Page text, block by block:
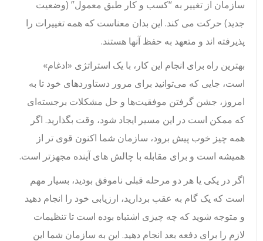
سازمان از تغییر به “کسب و کار طبق معمول” (وضعیت
جدید) حرکت می کند. این بدان معناست که همه تغییرات را
پذیرفته اند و متعهد به حفظ آنها هستند.
بهترین راه برای انجام این کار، با یک استراتژی «ادغام»
است، جایی که می‌توانید برای مرور دستاوردهای خود تا به
امروز، جشن گرفتن موفقیت‌ها و حل مشکلات برجسته‌ای
که ممکن است در این مسیر ایجاد شود، وقت بگذارید. اگر
همه چیز خوب پیش برود، سازمان شما اکنون قوی تر از
همیشه است و برای مقابله با چالش های آینده مجهزتر است.
اگر در یکی یا هر دو مرحله قبلی ناموفق بودید، بسیار مهم
است که یک گام به عقب بردارید، ارزیابی خود را انجام دهید
و متوجه شوید که چه چیزی اشتباه بوده است تا تنظیمات
لازم را برای دفعه بعد انجام دهید. این به سازمان شما این